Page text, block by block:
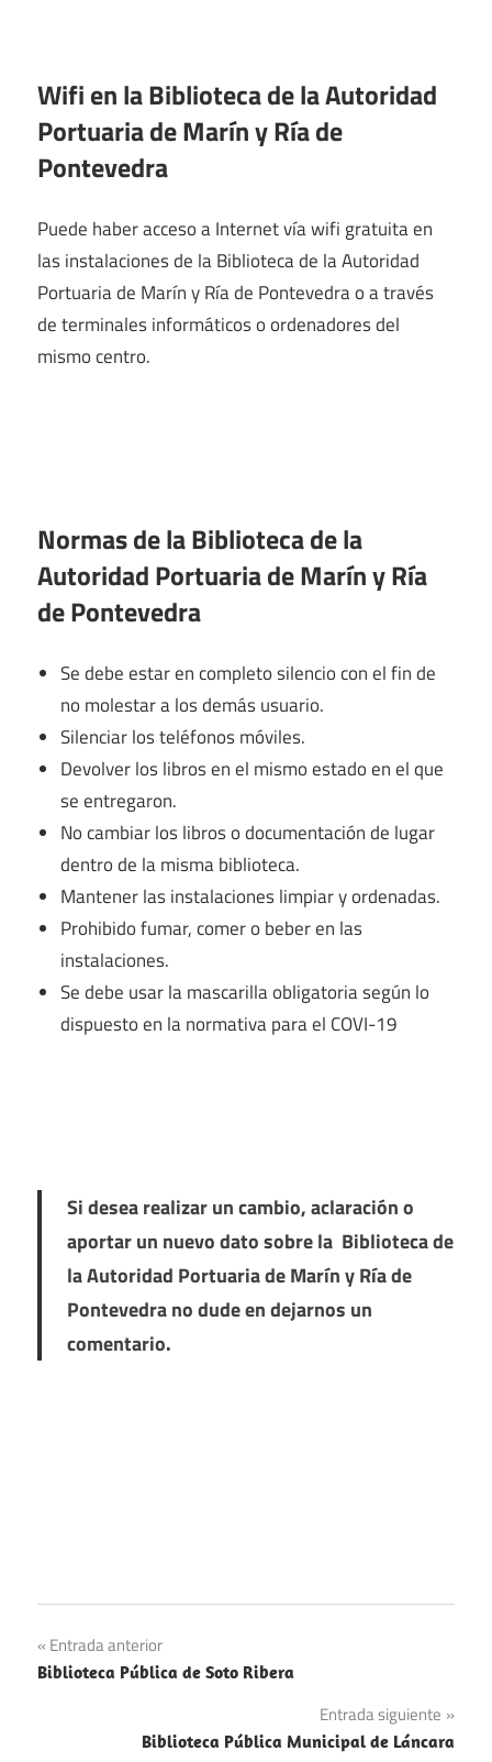
Wifi en laBiblioteca de la Autoridad
Portuaria de Marín y Ría de
Pontevedra
Puede haber acceso a Internet vía wifi gratuita en
las instalaciones de la Biblioteca de la Autoridad
Portuaria de Marín y Ría de Pontevedra o a través
de terminales informáticos o ordenadores del
mismo centro.
Normas de la Biblioteca de la
Autoridad Portuaria de Marín y Ría
de Pontevedra
Se debe estar en completo silencio con el fin de
no molestar a los demás usuario.
Silenciar los teléfonos móviles.
Devolver los libros en el mismo estado en el que
se entregaron.
No cambiar los libros o documentación de lugar
dentro de la misma biblioteca.
Mantener las instalaciones limpiar y ordenadas.
Prohibido fumar, comer o beber en las
instalaciones.
Se debe usar la mascarilla obligatoria según lo
dispuesto en la normativa para el COVI-19
Si desea realizar un cambio, aclaración o
aportar un nuevo dato sobre la Biblioteca de
la Autoridad Portuaria de Marín y Ría de
Pontevedra no dude en dejarnos un
comentario.
Navegación
de
entradas
Entrada anterior
Biblioteca Pública de Soto Ribera
Entrada siguiente
Biblioteca Pública Municipal de Láncara